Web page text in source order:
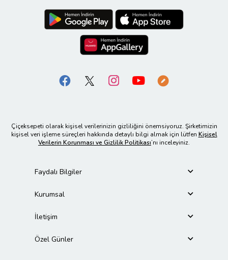
Çiçeksepeti olarak kişisel verilerinizin gizliliğini önemsiyoruz. Şirketimizin
kişisel veri işleme süreçleri hakkında detaylı bilgi almak için lütfen Kişisel
Verilerin Korunması ve Gizlilik Politikası’nı inceleyiniz.
Faydalı Bilgiler
Kurumsal
İletişim
Özel Günler